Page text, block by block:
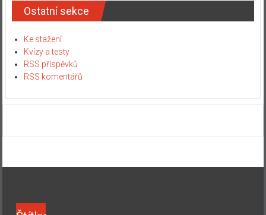
Ostatní sekce
Ke stažení
Kvízy a testy
RSS příspěvků
RSS komentářů